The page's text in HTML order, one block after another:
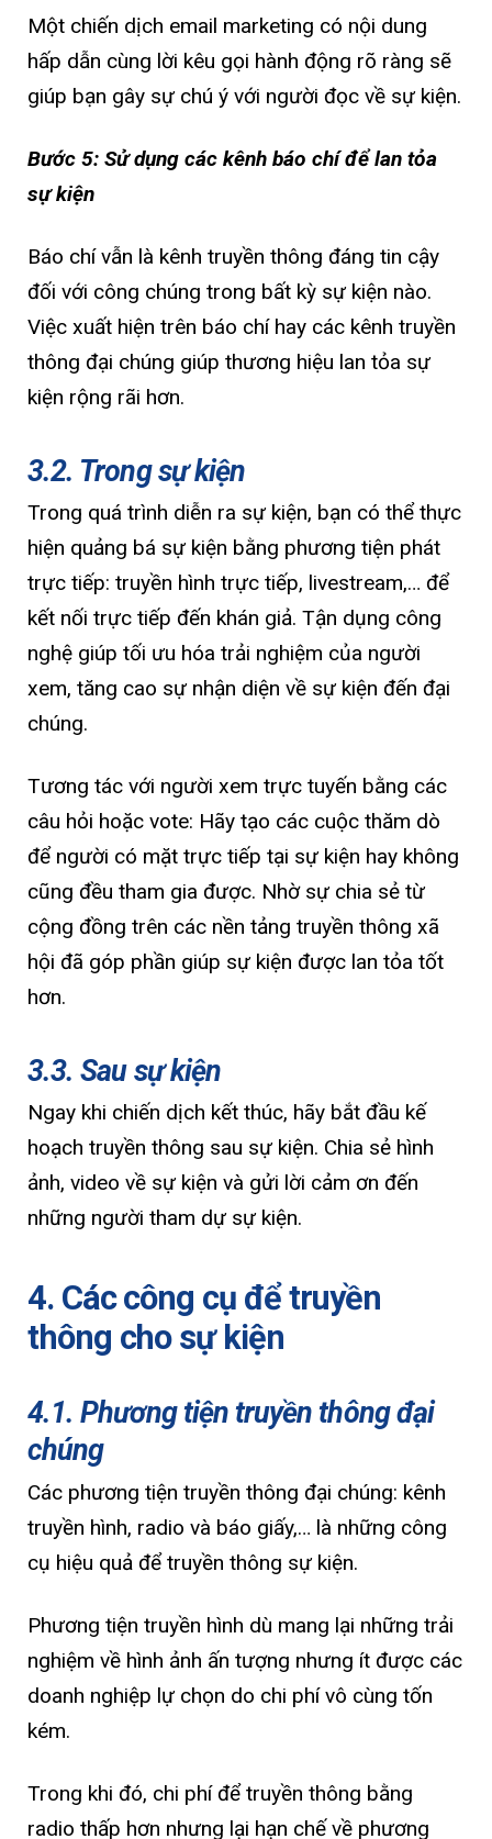
Một chiến dịch email marketing có nội dung
hấp dẫn cùng lời kêu gọi hành động rõ ràng sẽ
giúp bạn gây sự chú ý với người đọc về sự kiện.
Bước 5: Sử dụng các kênh báo chí để lan tỏa
sự kiện
Báo chí vẫn là kênh truyền thông đáng tin cậy
đối với công chúng trong bất kỳ sự kiện nào.
Việc xuất hiện trên báo chí hay các kênh truyền
thông đại chúng giúp thương hiệu lan tỏa sự
kiện rộng rãi hơn.
3.2. Trong sự kiện
Trong quá trình diễn ra sự kiện, bạn có thể thực
hiện quảng bá sự kiện bằng phương tiện phát
trực tiếp: truyền hình trực tiếp, livestream,… để
kết nối trực tiếp đến khán giả. Tận dụng công
nghệ giúp tối ưu hóa trải nghiệm của người
xem, tăng cao sự nhận diện về sự kiện đến đại
chúng.
Tương tác với người xem trực tuyến bằng các
câu hỏi hoặc vote: Hãy tạo các cuộc thăm dò
để người có mặt trực tiếp tại sự kiện hay không
cũng đều tham gia được. Nhờ sự chia sẻ từ
cộng đồng trên các nền tảng truyền thông xã
hội đã góp phần giúp sự kiện được lan tỏa tốt
hơn.
3.3. Sau sự kiện
Ngay khi chiến dịch kết thúc, hãy bắt đầu kế
hoạch truyền thông sau sự kiện. Chia sẻ hình
ảnh, video về sự kiện và gửi lời cảm ơn đến
những người tham dự sự kiện.
4. Các công cụ để truyền
thông cho sự kiện
4.1. Phương tiện truyền thông đại
chúng
Các phương tiện truyền thông đại chúng: kênh
truyền hình, radio và báo giấy,… là những công
cụ hiệu quả để truyền thông sự kiện.
Phương tiện truyền hình dù mang lại những trải
nghiệm về hình ảnh ấn tượng nhưng ít được các
doanh nghiệp lự chọn do chi phí vô cùng tốn
kém.
Trong khi đó, chi phí để truyền thông bằng
radio thấp hơn nhưng lại hạn chế về phương